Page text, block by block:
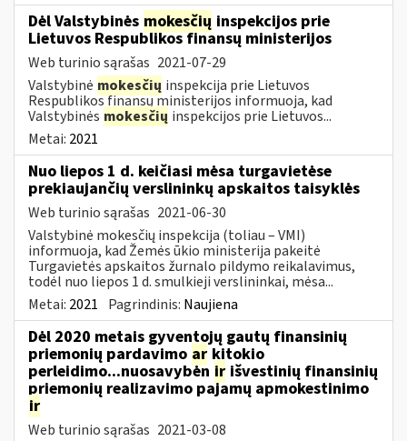
Dėl Valstybinės mokesčių inspekcijos prie
Lietuvos Respublikos finansų ministerijos
Web turinio sąrašas 2021-07-29
Valstybinė mokesčių inspekcija prie Lietuvos
Respublikos finansų ministerijos informuoja, kad
Valstybinės mokesčių inspekcijos prie Lietuvos...
Metai: 2021
Nuo liepos 1 d. keičiasi mėsa turgavietėse
prekiaujančių verslininkų apskaitos taisyklės
Web turinio sąrašas 2021-06-30
Valstybinė mokesčių inspekcija (toliau – VMI)
informuoja, kad Žemės ūkio ministerija pakeitė
Turgavietės apskaitos žurnalo pildymo reikalavimus,
todėl nuo liepos 1 d. smulkieji verslininkai, mėsa...
Metai: 2021 Pagrindinis: Naujiena
Dėl 2020 metais gyventojų gautų finansinių
priemonių pardavimo ar kitokio
perleidimo...nuosavybėn ir išvestinių finansinių
priemonių realizavimo pajamų apmokestinimo
ir
Web turinio sąrašas 2021-03-08